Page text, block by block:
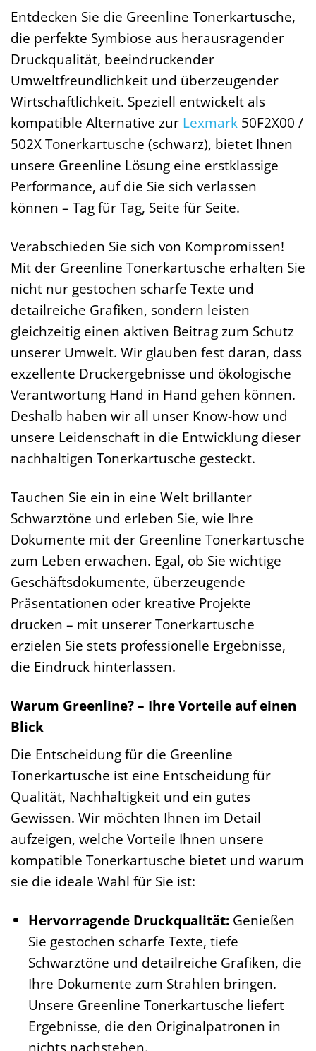
Entdecken Sie die Greenline Tonerkartusche,
die perfekte Symbiose aus herausragender
Druckqualität, beeindruckender
Umweltfreundlichkeit und überzeugender
Wirtschaftlichkeit. Speziell entwickelt als
kompatible Alternative zur Lexmark 50F2X00 /
502X Tonerkartusche (schwarz), bietet Ihnen
unsere Greenline Lösung eine erstklassige
Performance, auf die Sie sich verlassen
können – Tag für Tag, Seite für Seite.
Verabschieden Sie sich von Kompromissen!
Mit der Greenline Tonerkartusche erhalten Sie
nicht nur gestochen scharfe Texte und
detailreiche Grafiken, sondern leisten
gleichzeitig einen aktiven Beitrag zum Schutz
unserer Umwelt. Wir glauben fest daran, dass
exzellente Druckergebnisse und ökologische
Verantwortung Hand in Hand gehen können.
Deshalb haben wir all unser Know-how und
unsere Leidenschaft in die Entwicklung dieser
nachhaltigen Tonerkartusche gesteckt.
Tauchen Sie ein in eine Welt brillanter
Schwarztöne und erleben Sie, wie Ihre
Dokumente mit der Greenline Tonerkartusche
zum Leben erwachen. Egal, ob Sie wichtige
Geschäftsdokumente, überzeugende
Präsentationen oder kreative Projekte
drucken – mit unserer Tonerkartusche
erzielen Sie stets professionelle Ergebnisse,
die Eindruck hinterlassen.
Warum Greenline? – Ihre Vorteile auf einen
Blick
Die Entscheidung für die Greenline
Tonerkartusche ist eine Entscheidung für
Qualität, Nachhaltigkeit und ein gutes
Gewissen. Wir möchten Ihnen im Detail
aufzeigen, welche Vorteile Ihnen unsere
kompatible Tonerkartusche bietet und warum
sie die ideale Wahl für Sie ist:
Hervorragende Druckqualität:Genießen
Sie gestochen scharfe Texte, tiefe
Schwarztöne und detailreiche Grafiken, die
Ihre Dokumente zum Strahlen bringen.
Unsere Greenline Tonerkartusche liefert
Ergebnisse, die den Originalpatronen in
nichts nachstehen.